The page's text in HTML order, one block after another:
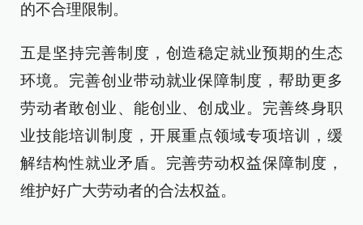
的不合理限制。
五是坚持完善制度，创造稳定就业预期的生态
环境。完善创业带动就业保障制度，帮助更多
劳动者敢创业、能创业、创成业。完善终身职
业技能培训制度，开展重点领域专项培训，缓
解结构性就业矛盾。完善劳动权益保障制度，
维护好广大劳动者的合法权益。